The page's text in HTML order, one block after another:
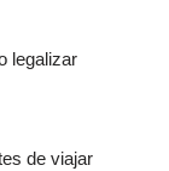
legalizar
de viajar